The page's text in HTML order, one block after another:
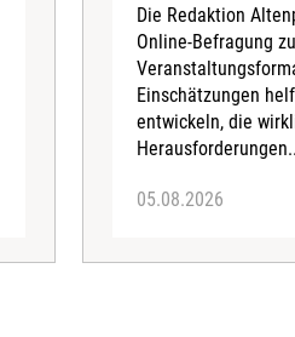
Die Redaktion
Online-Befragung
Einschätzungen
entwickeln, die
05.08.2026